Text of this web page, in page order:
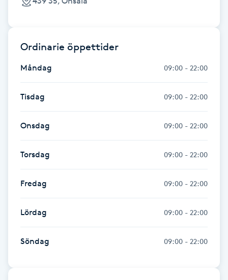
Fransk manikyr
Fransrengöring
Frekvensterapi
Friskvårdsmassage
Frisör
Funktionsanalys
Färgning
Ordinarie öppettider
Måndag 09:00 - 22:00
Tisdag 09:00 - 22:00
Onsdag 09:00 - 22:00
Torsdag 09:00 - 22:00
Fredag 09:00 - 22:00
Lördag 09:00 - 22:00
Söndag 09:00 - 22:00